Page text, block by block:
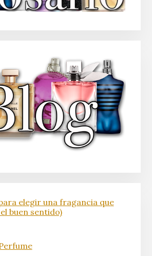
elegir una fragancia que
buen sentido)